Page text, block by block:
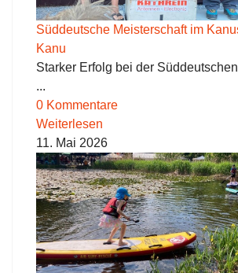
Süddeutsche Meisterschaft im
Kanu
Starker Erfolg bei der
...
0 Kommentare
Weiterlesen
11. Mai 2026